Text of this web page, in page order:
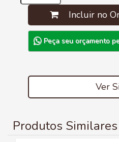
Incluir no
Peça seu orçamento
Ver
Produtos Similares